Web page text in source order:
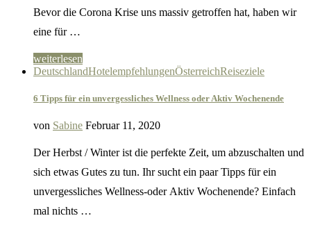
Bevor die Corona Krise uns massiv getroffen hat, haben wir
eine für …
weiterlesen
DeutschlandHotelempfehlungenÖsterreichReiseziele
6 Tipps für ein unvergessliches Wellness oder Aktiv Wochenende
von Sabine Februar 11, 2020
Der Herbst / Winter ist die perfekte Zeit, um abzuschalten und
sich etwas Gutes zu tun. Ihr sucht ein paar Tipps für ein
unvergessliches Wellness-oder Aktiv Wochenende? Einfach
mal nichts …